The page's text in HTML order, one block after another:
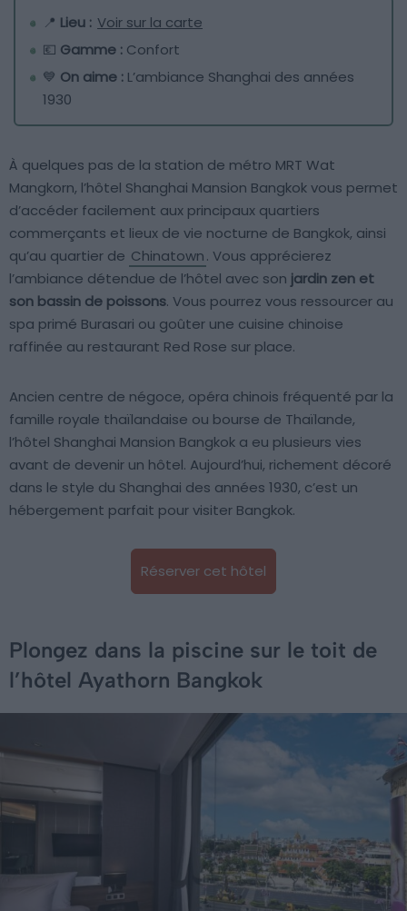
📍 Lieu : Voir sur la carte
💶 Gamme : Confort
💙 On aime : L’ambiance Shanghai des années
1930
À quelques pas de la station de métro MRT Wat
Mangkorn, l’hôtel Shanghai Mansion Bangkok vous permet
d’accéder facilement aux principaux quartiers
commerçants et lieux de vie nocturne de Bangkok, ainsi
qu’au quartier de Chinatown. Vous apprécierez
l’ambiance détendue de l’hôtel avec son jardin zen et
son bassin de poissons. Vous pourrez vous ressourcer au
spa primé Burasari ou goûter une cuisine chinoise
raffinée au restaurant Red Rose sur place.
Ancien centre de négoce, opéra chinois fréquenté par la
famille royale thaïlandaise ou bourse de Thaïlande,
l’hôtel Shanghai Mansion Bangkok a eu plusieurs vies
avant de devenir un hôtel. Aujourd’hui, richement décoré
dans le style du Shanghai des années 1930, c’est un
hébergement parfait pour visiter Bangkok.
Réserver cet hôtel
Plongez dans la piscine sur le toit de
l’hôtel Ayathorn Bangkok